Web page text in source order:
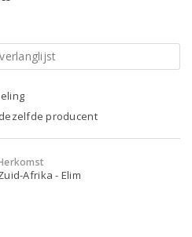
producent
Afrika - Elim